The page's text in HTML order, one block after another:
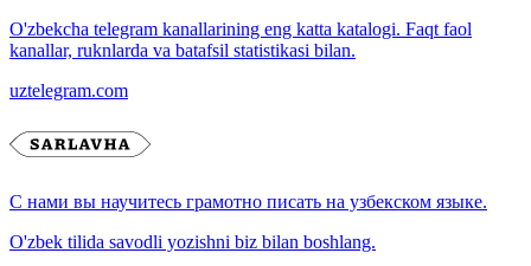
O'zbekcha telegram kanallarining eng katta katalogi. Faqt faol
kanallar, ruknlarda va batafsil statistikasi bilan.
uztelegram.com
С нами вы научитесь грамотно писать на узбекском языке.
O'zbek tilida savodli yozishni biz bilan boshlang.